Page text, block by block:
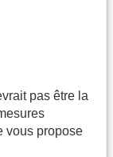
pas être la
vous propose